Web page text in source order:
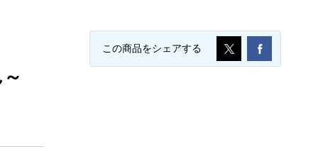
この商品をシェアする